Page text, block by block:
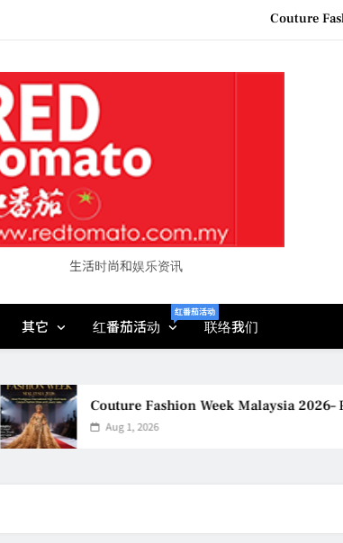
“See Her Heal – 1,000 Untold Stories”
“See Her Heal – 1,000 Untold Stories”
生活时尚和娱乐资讯
其它 红番茄活动
红番茄活动
联络我们
Couture Fashion Week Malaysia 2026– Press
Aug 1, 2026